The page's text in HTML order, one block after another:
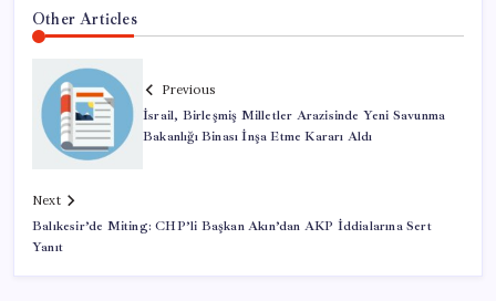
Other Articles
Previous
İsrail, Birleşmiş Milletler Arazisinde Yeni Savunma
Bakanlığı Binası İnşa Etme Kararı Aldı
Next
Balıkesir’de Miting: CHP’li Başkan Akın’dan AKP İddialarına Sert
Yanıt